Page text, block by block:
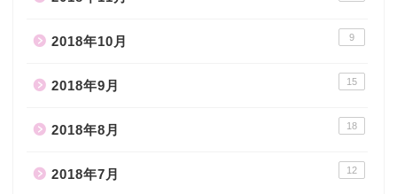
2018年10月 9
2018年9月 15
2018年8月 18
2018年7月 12